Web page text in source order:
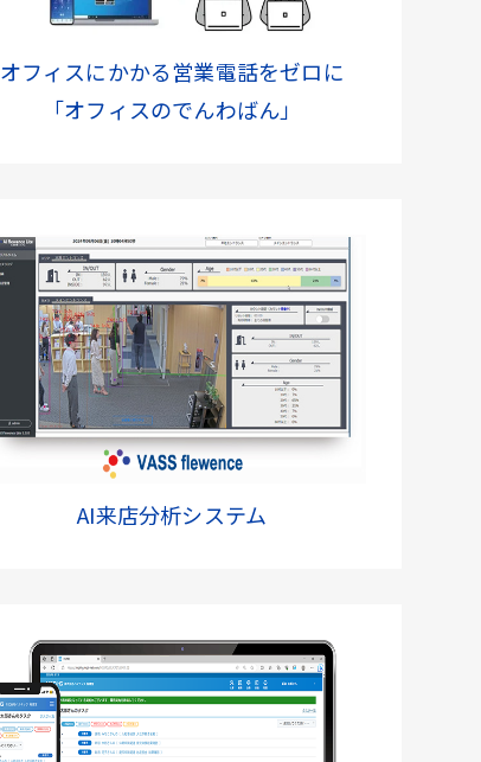
オフィスにかかる営業電話をゼロに
「オフィスのでんわばん」
AI来店分析システム